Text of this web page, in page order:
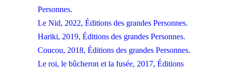
Personnes.
Le Nid, 2022, Éditions des grandes Personnes.
Hariki, 2019, Éditions des grandes Personnes.
Coucou, 2018, Éditions des grandes Personnes.
Le roi, le bûcheron et la fusée, 2017, Éditions